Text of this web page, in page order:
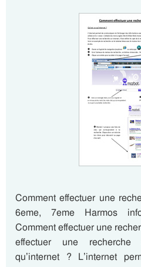
Comment effectuer une
6eme, 7eme Harmos
Comment effectuer une
effectuer une recherche
qu’internet ? L’internet